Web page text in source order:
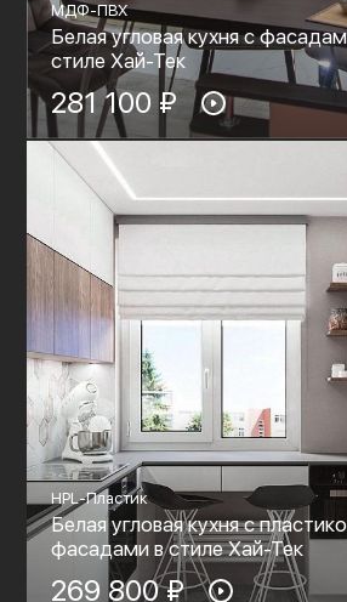
МДФ-ПВХ
Белая угловая кухня с
стиле Хай-Тек
281 100 ₽
HPL-Пластик
Белая угловая кухня с
фасадами в стиле Хай-Тек
269 800 ₽